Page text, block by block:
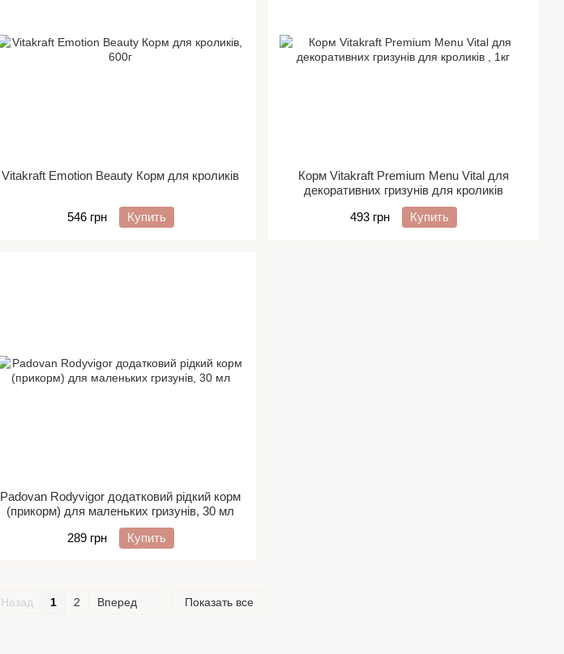
Vitakraft Emotion Beauty Корм для кроликів
546 грн Купить
Корм Vitakraft Premium Menu Vital для
декоративних гризунів для кроликів
493 грн
Купить
Padovan Rodyvigor додатковий рідкий корм
(прикорм) для маленьких гризунів, 30 мл
289 грн
Купить
Назад 1 2 Вперед Показать все